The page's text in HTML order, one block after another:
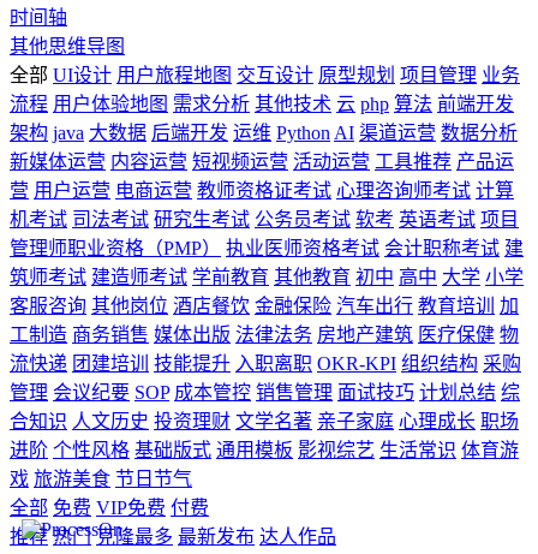
时间轴
其他思维导图
全部 UI设计 用户旅程地图 交互设计 原型规划 项目管理 业务
流程 用户体验地图 需求分析 其他技术 云 php 算法 前端开发
架构 java 大数据 后端开发 运维 Python AI 渠道运营 数据分析
新媒体运营 内容运营 短视频运营 活动运营 工具推荐 产品运
营 用户运营 电商运营 教师资格证考试 心理咨询师考试 计算
机考试 司法考试 研究生考试 公务员考试 软考 英语考试 项目
管理师职业资格（PMP）
执业医师资格考试 会计职称考试 建
筑师考试 建造师考试 学前教育 其他教育 初中 高中 大学 小学
客服咨询 其他岗位 酒店餐饮 金融保险 汽车出行 教育培训
加
工制造 商务销售 媒体出版 法律法务 房地产建筑 医疗保健 物
流快递 团建培训 技能提升 入职离职 OKR-KPI 组织结构 采购
管理 会议纪要 SOP 成本管控 销售管理 面试技巧 计划总结 综
合知识 人文历史 投资理财 文学名著 亲子家庭 心理成长 职场
进阶 个性风格 基础版式 通用模板 影视综艺 生活常识 体育游
戏 旅游美食 节日节气
全部 免费 VIP免费 付费
推荐 热门 克隆最多 最新发布 达人作品